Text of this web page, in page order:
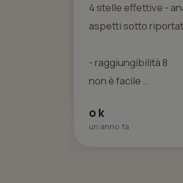
4 stelle effettive -
aspetti sotto
- raggiungibilità 8
non è facile ...
o k
un anno fa